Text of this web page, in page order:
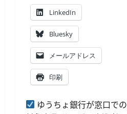
LinkedIn
Bluesky
メールアドレス
印刷
ゆうちょ銀行が窓口での